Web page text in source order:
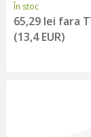
În stoc
65,29 lei fara
(13,4 EUR)